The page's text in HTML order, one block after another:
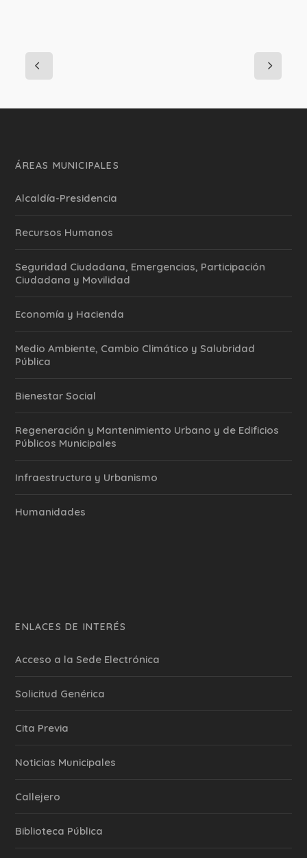
ÁREAS MUNICIPALES
Alcaldía-Presidencia
Recursos Humanos
Seguridad Ciudadana, Emergencias, Participación
Ciudadana y Movilidad
Economía y Hacienda
Medio Ambiente, Cambio Climático y Salubridad
Pública
Bienestar Social
Regeneración y Mantenimiento Urbano y de Edificios
Públicos Municipales
Infraestructura y Urbanismo
Humanidades
ENLACES DE INTERÉS
Acceso a la Sede Electrónica
Solicitud Genérica
Cita Previa
‎Noticias Municipales
Callejero
Biblioteca Pública